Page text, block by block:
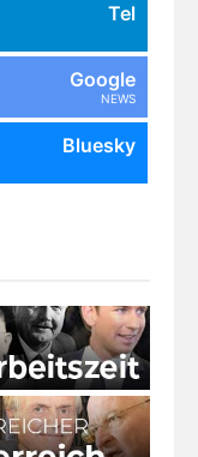
Tel
Google
NEWS
Bluesky